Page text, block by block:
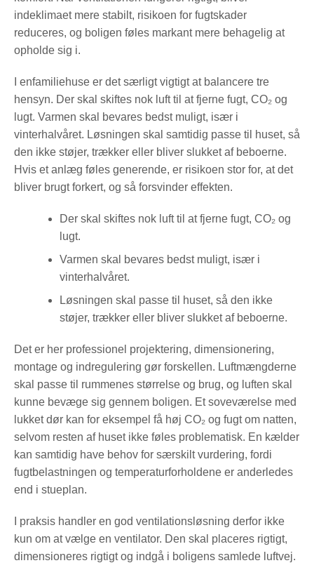
indeklimaet mere stabilt, risikoen for fugtskader
reduceres, og boligen føles markant mere behagelig at
opholde sig i.
I enfamiliehuse er det særligt vigtigt at balancere tre
hensyn. Der skal skiftes nok luft til at fjerne fugt, CO₂ og
lugt. Varmen skal bevares bedst muligt, især i
vinterhalvåret. Løsningen skal samtidig passe til huset, så
den ikke støjer, trækker eller bliver slukket af beboerne.
Hvis et anlæg føles generende, er risikoen stor for, at det
bliver brugt forkert, og så forsvinder effekten.
Der skal skiftes nok luft til at fjerne fugt, CO₂ og
lugt.
Varmen skal bevares bedst muligt, især i
vinterhalvåret.
Løsningen skal passe til huset, så den ikke
støjer, trækker eller bliver slukket af beboerne.
Det er her professionel projektering, dimensionering,
montage og indregulering gør forskellen. Luftmængderne
skal passe til rummenes størrelse og brug, og luften skal
kunne bevæge sig gennem boligen. Et soveværelse med
lukket dør kan for eksempel få høj CO₂ og fugt om natten,
selvom resten af huset ikke føles problematisk. En kælder
kan samtidig have behov for særskilt vurdering, fordi
fugtbelastningen og temperaturforholdene er anderledes
end i stueplan.
I praksis handler en god ventilationsløsning derfor ikke
kun om at vælge en ventilator. Den skal placeres rigtigt,
dimensioneres rigtigt og indgå i boligens samlede luftvej.